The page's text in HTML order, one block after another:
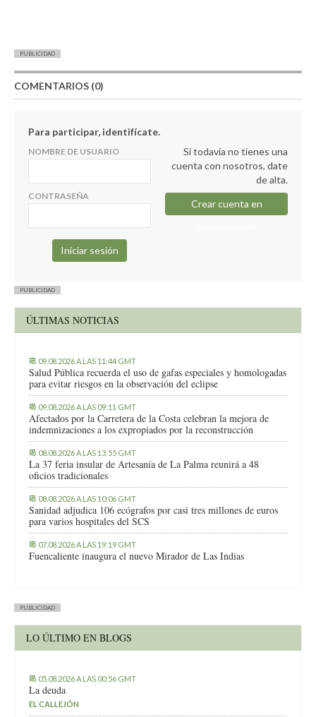
PUBLICIDAD
COMENTARIOS (0)
Para participar, identifícate.
NOMBRE DE USUARIO
CONTRASEÑA
Si todavía no tienes una
cuenta con nosotros, date
de alta.
Crear cuenta en
PUBLICIDAD
ÚLTIMAS NOTICIAS
09.08.2026 A LAS 11:44 GMT
Salud Pública recuerda el uso de gafas especiales y homologadas
para evitar riesgos en la observación del eclipse
09.08.2026 A LAS 09:11 GMT
Afectados por la Carretera de la Costa celebran la mejora de
indemnizaciones a los expropiados por la reconstrucción
08.08.2026 A LAS 13:55 GMT
La 37 feria insular de Artesanía de La Palma reunirá a 48
oficios tradicionales
08.08.2026 A LAS 10:06 GMT
Sanidad adjudica 106 ecógrafos por casi tres millones de euros
para varios hospitales del SCS
07.08.2026 A LAS 19:19 GMT
Fuencaliente inaugura el nuevo Mirador de Las Indias
PUBLICIDAD
LO ÚLTIMO EN BLOGS
05.08.2026 A LAS 00:56 GMT
La deuda
EL CALLEJÓN